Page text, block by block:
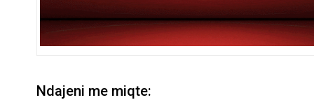
Ndajeni me miqte: